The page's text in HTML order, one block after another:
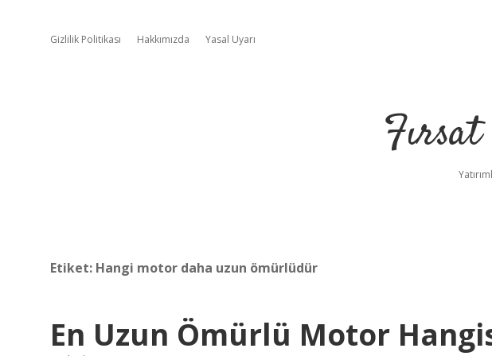
Gizlilik Politikası Hakkımızda Yasal Uyarı
Etiket: Hangi motor daha uzun ömürlüdür
En Uzun Ömürlü Motor